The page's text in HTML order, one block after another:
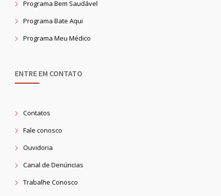
Programa Bem Saudável
Programa Bate Aqui
Programa Meu Médico
ENTRE EM CONTATO
Contatos
Fale conosco
Ouvidoria
Canal de Denúncias
Trabalhe Conosco